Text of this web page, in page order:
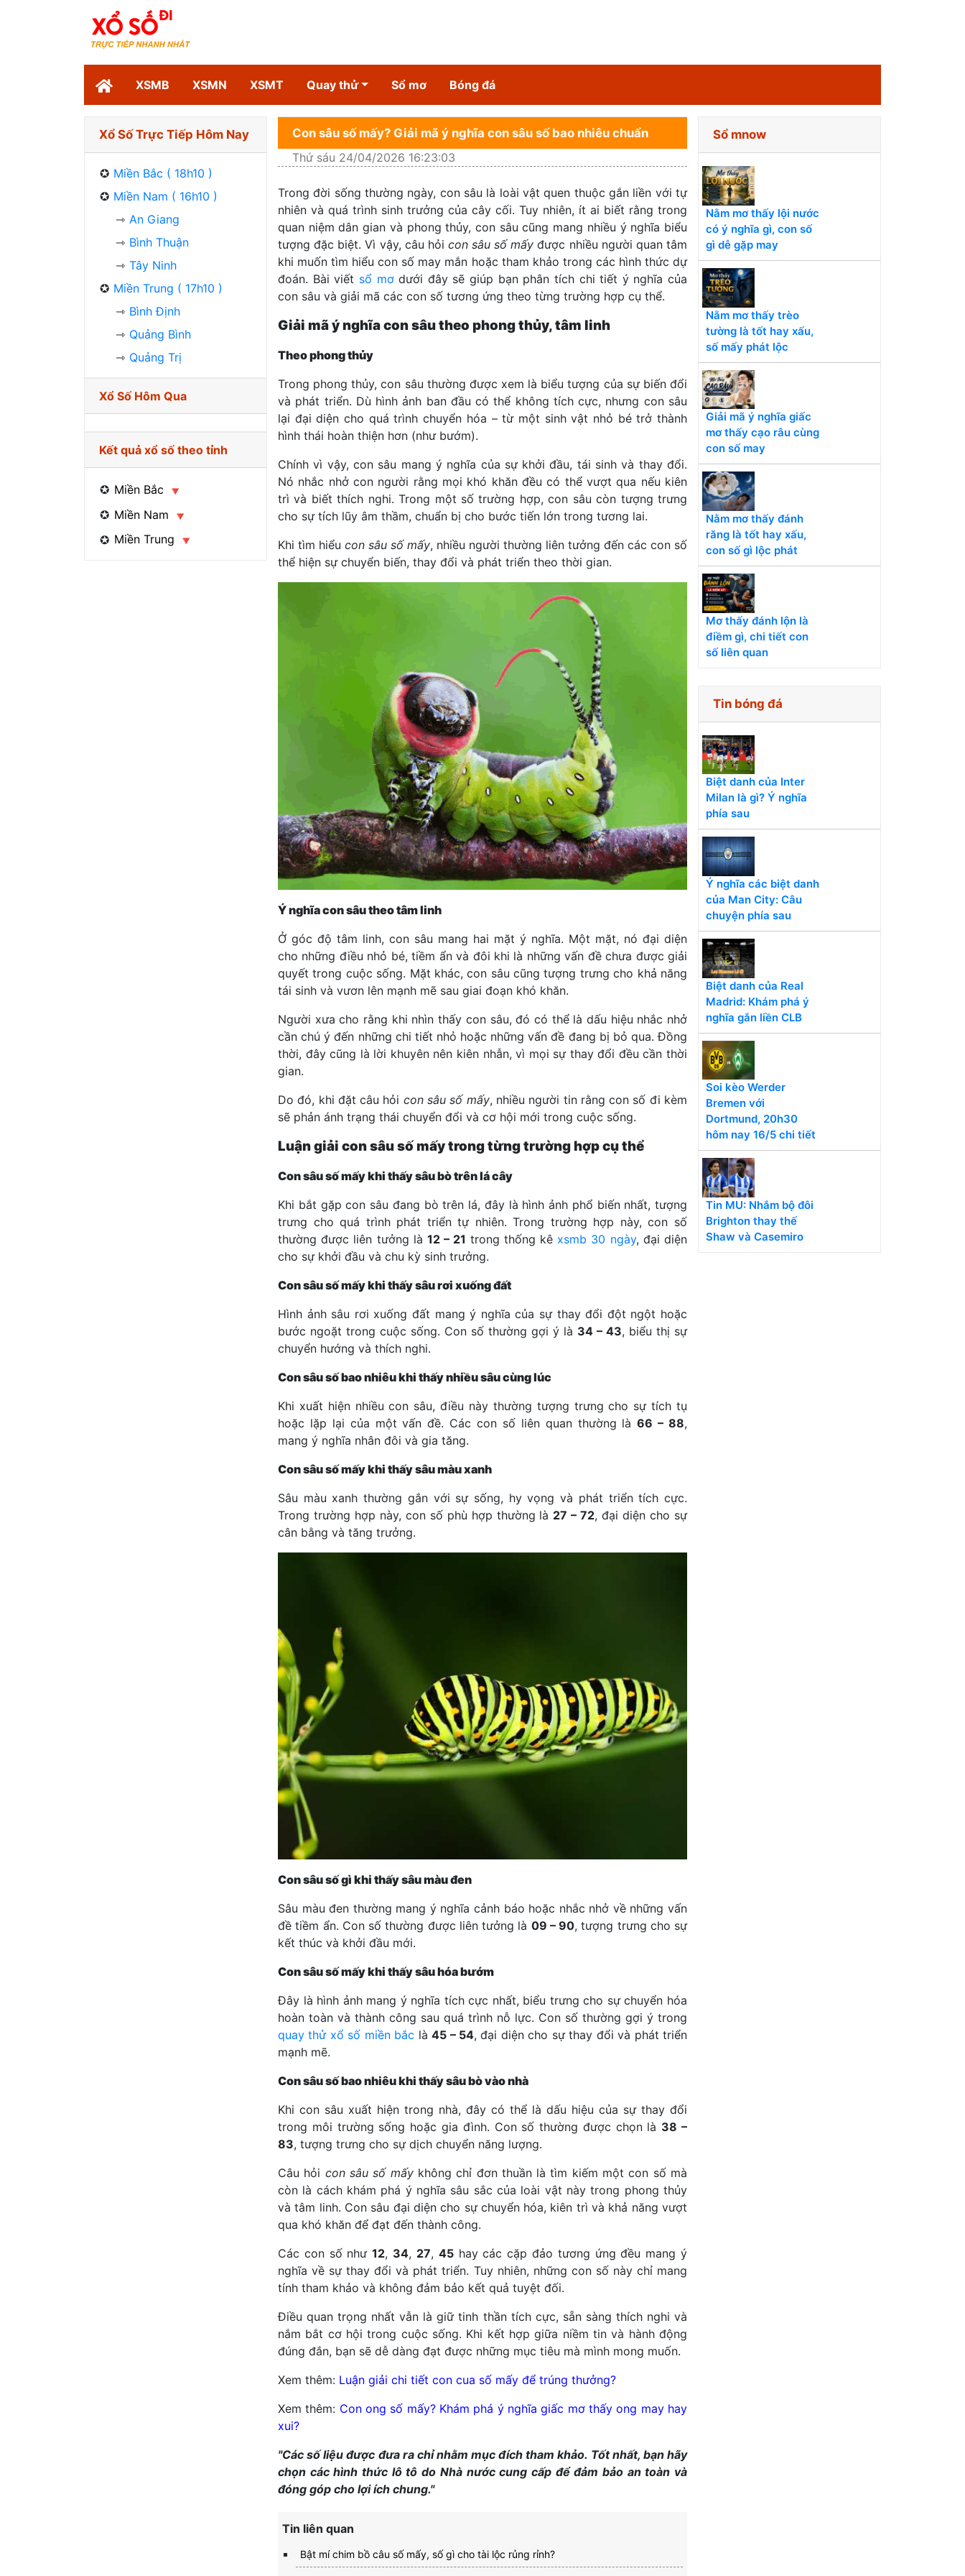
XSMB XSMN XSMT Quay thử Sổ mơ Bóng đá
Xổ Số Trực Tiếp Hôm Nay
Miền Bắc ( 18h10 )
Miền Nam ( 16h10 )
An Giang
Bình Thuận
Tây Ninh
Miền Trung ( 17h10 )
Bình Định
Quảng Bình
Quảng Trị
Xổ Số Hôm Qua
Kết quả xổ số theo tỉnh
Miền Bắc
Miền Nam
Miền Trung
Con sâu số mấy? Giải mã ý nghĩa con sâu số bao nhiêu chuẩn
Thứ sáu 24/04/2026 16:23:03
Trong đời sống thường ngày, con sâu là loài vật quen thuộc gắn liền với tự
nhiên và quá trình sinh trưởng của cây cối. Tuy nhiên, ít ai biết rằng trong
quan niệm dân gian và phong thủy, con sâu cũng mang nhiều ý nghĩa biểu
tượng đặc biệt. Vì vậy, câu hỏi con sâu số mấy được nhiều người quan tâm
khi muốn tìm hiểu con số may mắn hoặc tham khảo trong các hình thức dự
đoán. Bài viết sổ mơdưới đây sẽ giúp bạn phân tích chi tiết ý nghĩa của
con sâu và giải mã các con số tương ứng theo từng trường hợp cụ thể.
Giải mã ý nghĩa con sâu theo phong thủy, tâm linh
Theo phong thủy
Trong phong thủy, con sâu thường được xem là biểu tượng của sự biến đổi
và phát triển. Dù hình ảnh ban đầu có thể không tích cực, nhưng con sâu
lại đại diện cho quá trình chuyển hóa – từ một sinh vật nhỏ bé trở thành
hình thái hoàn thiện hơn (như bướm).
Chính vì vậy, con sâu mang ý nghĩa của sự khởi đầu, tái sinh và thay đổi.
Nó nhắc nhở con người rằng mọi khó khăn đều có thể vượt qua nếu kiên
trì và biết thích nghi. Trong một số trường hợp, con sâu còn tượng trưng
cho sự tích lũy âm thầm, chuẩn bị cho bước tiến lớn trong tương lai.
Khi tìm hiểu con sâu số mấy, nhiều người thường liên tưởng đến các con số
thể hiện sự chuyển biến, thay đổi và phát triển theo thời gian.
Ý nghĩa con sâu theo tâm linh
Ở góc độ tâm linh, con sâu mang hai mặt ý nghĩa. Một mặt, nó đại diện
cho những điều nhỏ bé, tiềm ẩn và đôi khi là những vấn đề chưa được giải
quyết trong cuộc sống. Mặt khác, con sâu cũng tượng trưng cho khả năng
tái sinh và vươn lên mạnh mẽ sau giai đoạn khó khăn.
Người xưa cho rằng khi nhìn thấy con sâu, đó có thể là dấu hiệu nhắc nhở
cần chú ý đến những chi tiết nhỏ hoặc những vấn đề đang bị bỏ qua. Đồng
thời, đây cũng là lời khuyên nên kiên nhẫn, vì mọi sự thay đổi đều cần thời
gian.
Do đó, khi đặt câu hỏi con sâu số mấy, nhiều người tin rằng con số đi kèm
sẽ phản ánh trạng thái chuyển đổi và cơ hội mới trong cuộc sống.
Luận giải con sâu số mấy trong từng trường hợp cụ thể
Con sâu số mấy khi thấy sâu bò trên lá cây
Khi bắt gặp con sâu đang bò trên lá, đây là hình ảnh phổ biến nhất, tượng
trưng cho quá trình phát triển tự nhiên. Trong trường hợp này, con số
thường được liên tưởng là 12 – 21 trong thống kê xsmb 30 ngày, đại diện
cho sự khởi đầu và chu kỳ sinh trưởng.
Con sâu số mấy khi thấy sâu rơi xuống đất
Hình ảnh sâu rơi xuống đất mang ý nghĩa của sự thay đổi đột ngột hoặc
bước ngoặt trong cuộc sống. Con số thường gợi ý là 34 – 43, biểu thị sự
chuyển hướng và thích nghi.
Con sâu số bao nhiêu khi thấy nhiều sâu cùng lúc
Khi xuất hiện nhiều con sâu, điều này thường tượng trưng cho sự tích tụ
hoặc lặp lại của một vấn đề. Các con số liên quan thường là66 – 88,
mang ý nghĩa nhân đôi và gia tăng.
Con sâu số mấy khi thấy sâu màu xanh
Sâu màu xanh thường gắn với sự sống, hy vọng và phát triển tích cực.
Trong trường hợp này, con số phù hợp thường là 27 – 72, đại diện cho sự
cân bằng và tăng trưởng.
Con sâu số gì khi thấy sâu màu đen
Sâu màu đen thường mang ý nghĩa cảnh báo hoặc nhắc nhở về những vấn
đề tiềm ẩn. Con số thường được liên tưởng là 09 – 90, tượng trưng cho sự
kết thúc và khởi đầu mới.
Con sâu số mấy khi thấy sâu hóa bướm
Đây là hình ảnh mang ý nghĩa tích cực nhất, biểu trưng cho sự chuyển hóa
hoàn toàn và thành công sau quá trình nỗ lực. Con số thường gợi ý trong
quay thử xổ số miền bắc là45 – 54, đại diện cho sự thay đổi và phát triển
mạnh mẽ.
Con sâu số bao nhiêu khi thấy sâu bò vào nhà
Khi con sâu xuất hiện trong nhà, đây có thể là dấu hiệu của sự thay đổi
trong môi trường sống hoặc gia đình. Con số thường được chọn là 38 –
83, tượng trưng cho sự dịch chuyển năng lượng.
Câu hỏi con sâu số mấykhông chỉ đơn thuần là tìm kiếm một con số mà
còn là cách khám phá ý nghĩa sâu sắc của loài vật này trong phong thủy
và tâm linh. Con sâu đại diện cho sự chuyển hóa, kiên trì và khả năng vượt
qua khó khăn để đạt đến thành công.
Các con số như12, 34, 27, 45hay các cặp đảo tương ứng đều mang ý
nghĩa về sự thay đổi và phát triển. Tuy nhiên, những con số này chỉ mang
tính tham khảo và không đảm bảo kết quả tuyệt đối.
Điều quan trọng nhất vẫn là giữ tinh thần tích cực, sẵn sàng thích nghi và
nắm bắt cơ hội trong cuộc sống. Khi kết hợp giữa niềm tin và hành động
đúng đắn, bạn sẽ dễ dàng đạt được những mục tiêu mà mình mong muốn.
Xem thêm: Luận giải chi tiết con cua số mấy để trúng thưởng?
Xem thêm: Con ong số mấy? Khám phá ý nghĩa giấc mơ thấy ong may hay
xui?
"Các số liệu được đưa ra chỉ nhằm mục đích tham khảo. Tốt nhất, bạn hãy
chọn các hình thức lô tô do Nhà nước cung cấp để đảm bảo an toàn và
đóng góp cho lợi ích chung."
Tin liên quan
Bật mí chim bồ câu số mấy, số gì cho tài lộc rủng rỉnh?
Sổ mnow
Nằm mơ thấy lội nước
có ý nghĩa gì, con số
gì dễ gặp may
Nằm mơ thấy trèo
tường là tốt hay xấu,
số mấy phát lộc
Giải mã ý nghĩa giấc
mơ thấy cạo râu cùng
con số may
Nằm mơ thấy đánh
răng là tốt hay xấu,
con số gì lộc phát
Mơ thấy đánh lộn là
điềm gì, chi tiết con
số liên quan
Tin bóng đá
Biệt danh của Inter
Milan là gì? Ý nghĩa
phía sau
Ý nghĩa các biệt danh
của Man City: Câu
chuyện phía sau
Biệt danh của Real
Madrid: Khám phá ý
nghĩa gắn liền CLB
Soi kèo Werder
Bremen với
Dortmund, 20h30
hôm nay 16/5 chi tiết
Tin MU: Nhắm bộ đôi
Brighton thay thế
Shaw và Casemiro